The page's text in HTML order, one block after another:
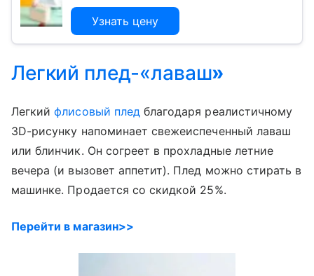
Узнать цену
Легкий плед-«лаваш»
Легкийфлисовый пледблагодаря реалистичному
3D-рисунку напоминает свежеиспеченный лаваш
или блинчик. Он согреет в прохладные летние
вечера (и вызовет аппетит). Плед можно стирать в
машинке. Продается со скидкой 25%.
Перейти в магазин>>